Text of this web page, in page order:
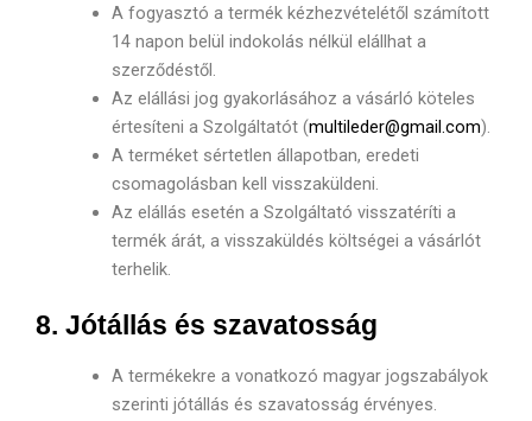
A fogyasztó a termék kézhezvételétől számított
14 napon belül indokolás nélkül elállhat a
szerződéstől.
Az elállási jog gyakorlásához a vásárló köteles
értesíteni a Szolgáltatót (multileder@gmail.com).
A terméket sértetlen állapotban, eredeti
csomagolásban kell visszaküldeni.
Az elállás esetén a Szolgáltató visszatéríti a
termék árát, a visszaküldés költségei a vásárlót
terhelik.
8. Jótállás és szavatosság
A termékekre a vonatkozó magyar jogszabályok
szerinti jótállás és szavatosság érvényes.